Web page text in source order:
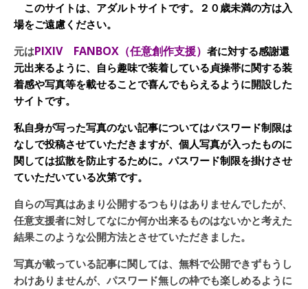
このサイトは、アダルトサイトです。２０歳未満の方は入
場をご遠慮ください。
元はPIXIV FANBOX（任意創作支援） 者に対する感謝還
元出来るように、自ら趣味で装着している貞操帯に関する装
着感や写真等を載せることで喜んでもらえるように開設した
サイトです。
私自身が写った写真のない記事についてはパスワード制限は
なしで投稿させていただきますが、個人写真が入ったものに
関しては拡散を防止するために。パスワード制限を掛けさせ
ていただいている次第です。
自らの写真はあまり公開するつもりはありませんでしたが、
任意支援者に対してなにか何か出来るものはないかと考えた
結果このような公開方法とさせていただきました。
写真が載っている記事に関しては、無料で公開できずもうし
わけありませんが、パスワード無しの枠でも楽しめるように